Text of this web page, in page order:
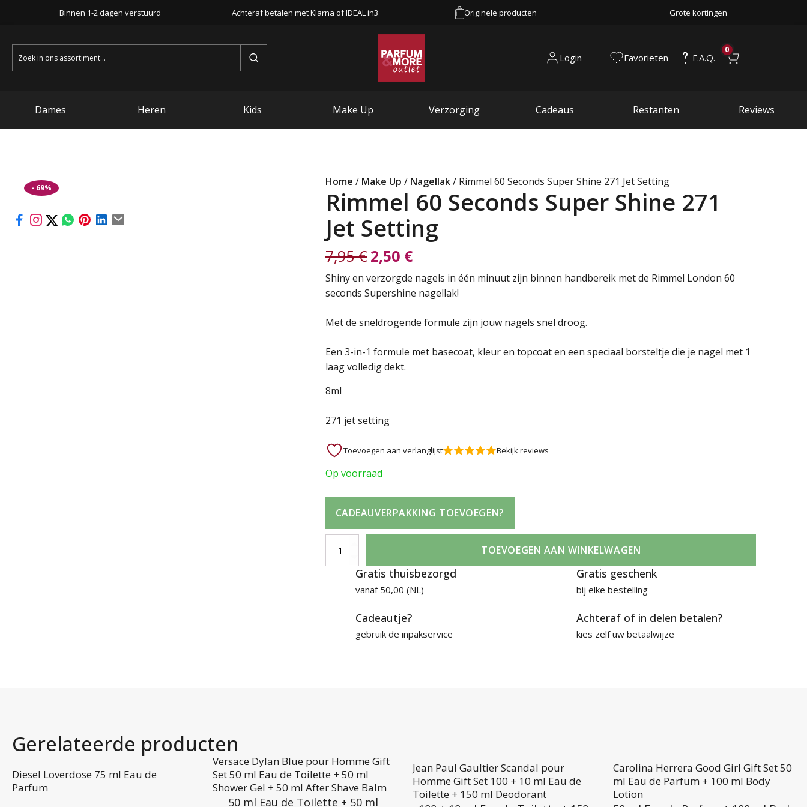
Binnen 1-2 dagen verstuurd Achteraf betalen met Klarna of IDEAL in3 Originele producten Grote kortingen
Zoeken
naar:
Login Favorieten F.A.Q.
0
Dames Heren Kids Make Up Verzorging Cadeaus Restanten Reviews
- 69% Home / Make Up / Nagellak/ Rimmel 60 Seconds Super Shine 271 Jet Setting
Rimmel 60 Seconds Super Shine 271
Jet Setting
7,95€
Oorspronkelijke
prijs
was:
7,95 €.
2,50 €
Huidige
prijs
is:
2,50 €.
Shiny en verzorgde nagels in één minuut zijn binnen handbereik met de Rimmel London 60
seconds Supershine nagellak!
Met de sneldrogende formule zijn jouw nagels snel droog.
Een 3-in-1 formule met basecoat, kleur en topcoat en een speciaal borsteltje die je nagel met 1
laag volledig dekt.
8ml
271 jet setting
Toevoegen aan verlanglijst Bekijk reviews
Op voorraad
CADEAUVERPAKKING TOEVOEGEN?
Rimmel
TOEVOEGEN AAN WINKELWAGEN
Gratis thuisbezorgd
vanaf 50,00 (NL)
Gratis geschenk
bij elke bestelling
Cadeautje?
gebruik de inpakservice
Achteraf of in delen betalen?
kies zelf uw betaalwijze
Gerelateerde producten
Diesel Loverdose 75 ml Eau de
Parfum
Versace Dylan Blue pour Homme Gift
Set 50 ml Eau de Toilette + 50 ml
Shower Gel + 50 ml After Shave Balm
50 ml Eau de Toilette + 50 ml
Jean Paul Gaultier Scandal pour
Homme Gift Set 100 + 10 ml Eau de
Toilette + 150 ml Deodorant
Carolina Herrera Good Girl Gift Set 50
ml Eau de Parfum + 100 ml Body
Lotion